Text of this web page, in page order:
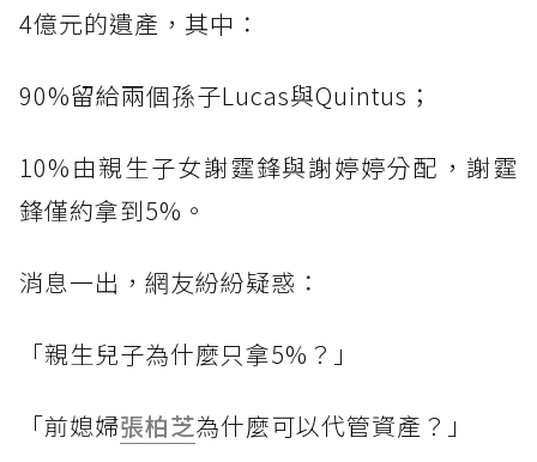
4億元的遺產，其中：
90%留給兩個孫子Lucas與Quintus；
10%由親生子女謝霆鋒與謝婷婷分配，謝霆
鋒僅約拿到5%。
消息一出，網友紛紛疑惑：
「親生兒子為什麼只拿5%？」
「前媳婦張柏芝為什麼可以代管資產？」